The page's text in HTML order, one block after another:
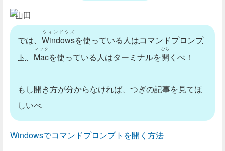
山田
では、 Windows
ウィンドウズ
を使っている人はコマンドプロンプ
ト 、 Mac
マック
を使っている人はターミナルを開
ひら
くべ！
もし開き方が分からなければ、つぎの記事を見てほ
しいべ
Windowsでコマンドプロンプトを開く方法